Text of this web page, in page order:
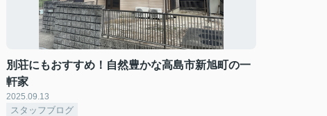
別荘にもおすすめ！自然豊かな高島市新旭町の一
軒家
2025.09.13
スタッフブログ